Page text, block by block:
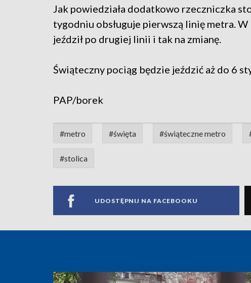
Jak powiedziała dodatkowo rzeczniczka
tygodniu obsługuje pierwszą linię metra.
jeździł po drugiej linii i tak na zmianę.
Świąteczny pociąg będzie jeździć aż do 6
PAP/borek
#metro #święta #świąteczne metro
#stolica
UDOSTĘPNIJ NA FACEBOOKU